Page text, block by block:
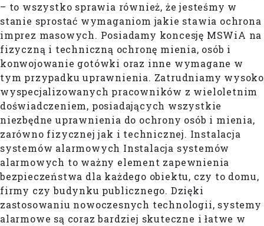
– to wszystko sprawia również, że jesteśmy w
stanie sprostać wymaganiom jakie stawia ochrona
imprez masowych. Posiadamy koncesję MSWiA na
fizyczną i techniczną ochronę mienia, osób i
konwojowanie gotówki oraz inne wymagane w
tym przypadku uprawnienia. Zatrudniamy wysoko
wyspecjalizowanych pracowników z wieloletnim
doświadczeniem, posiadających wszystkie
niezbędne uprawnienia do ochrony osób i mienia,
zarówno fizycznej jak i technicznej. Instalacja
systemów alarmowych Instalacja systemów
alarmowych to ważny element zapewnienia
bezpieczeństwa dla każdego obiektu, czy to domu,
firmy czy budynku publicznego. Dzięki
zastosowaniu nowoczesnych technologii, systemy
alarmowe są coraz bardziej skuteczne i łatwe w